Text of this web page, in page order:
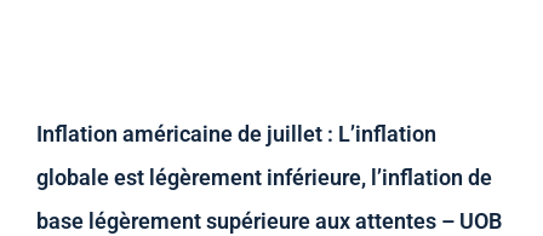
Inflation américaine de juillet : L’inflation
globale est légèrement inférieure, l’inflation de
base légèrement supérieure aux attentes – UOB